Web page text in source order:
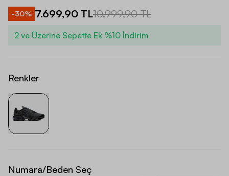
-30% 7.699,90 TL10.999,90 TL
2 ve Üzerine Sepette Ek %10 İndirim
Renkler
Numara/Beden Seç